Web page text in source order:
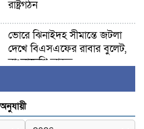
রাষ্ট্রগঠন
ভোরে ঝিনাইদহ সীমান্তে জটলা
দেখে বিএসএফের রাবার বুলেট,
বাংলাদেশি আহত
চুয়াডাঙ্গা/ প্রথম স্ত্রীকে নিয়ে
মালয়েশিয়ায়, দ্বিতীয় স্ত্রী
বুলডোজার দিয়ে ভাঙলো স্বামীর